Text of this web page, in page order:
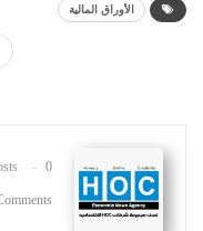
الأوراق المالية
0